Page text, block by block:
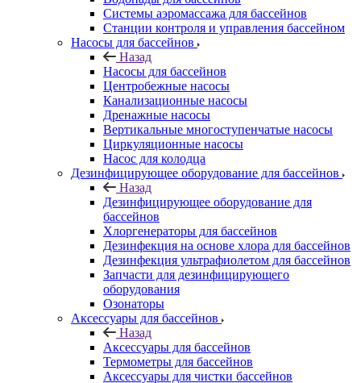
Системы аэромассажа для бассейнов
Станции контроля и управления бассейном
Насосы для бассейнов
Назад
Насосы для бассейнов
Центробежные насосы
Канализационные насосы
Дренажные насосы
Вертикальные многоступенчатые насосы
Циркуляционные насосы
Насос для колодца
Дезинфицирующее оборудование для бассейнов
Назад
Дезинфицирующее оборудование для
бассейнов
Хлоргенераторы для бассейнов
Дезинфекция на основе хлора для бассейнов
Дезинфекция ультрафиолетом для бассейнов
Запчасти для дезинфицирующего
оборудования
Озонаторы
Аксессуары для бассейнов
Назад
Аксессуары для бассейнов
Термометры для бассейнов
Аксессуары для чистки бассейнов